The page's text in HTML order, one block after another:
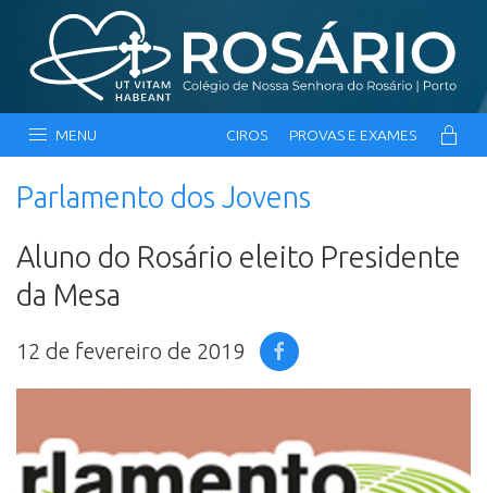
MENU CIROS PROVAS E EXAMES
Parlamento dos Jovens
Aluno do Rosário eleito Presidente
da Mesa
12 de fevereiro de 2019